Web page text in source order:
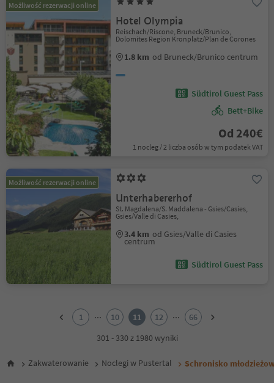
Możliwość rezerwacji online
Hotel Olympia
Reischach/Riscone, Bruneck/Brunico,
Dolomites Region Kronplatz/Plan de Corones
1.8 km od Bruneck/Brunico centrum
Südtirol Guest Pass
Bett+Bike
Od 240€
1 nocleg / 2 liczba osób w tym podatek VAT
Możliwość rezerwacji online
Unterhabererhof
St. Magdalena/S. Maddalena - Gsies/Casies,
Gsies/Valle di Casies,
3.4 km od Gsies/Valle di Casies
centrum
Südtirol Guest Pass
6
1 ... 10 11 12 ...
66
301 - 330 z 1980 wyniki
Zakwaterowanie Noclegi w Pustertal Schronisko